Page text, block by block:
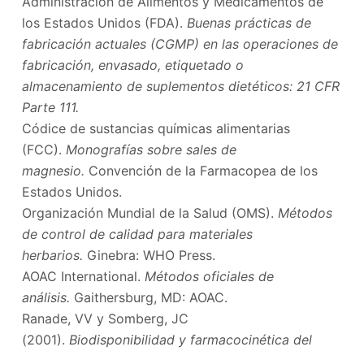
los Estados Unidos (FDA). Buenas prácticas de
fabricación actuales (CGMP) en las operaciones de
fabricación, envasado, etiquetado o
almacenamiento de suplementos dietéticos: 21 CFR
Parte 111.
Códice de sustancias químicas alimentarias
(FCC). Monografías sobre sales de
magnesio. Convención de la Farmacopea de los
Estados Unidos.
Organización Mundial de la Salud (OMS). Métodos
de control de calidad para materiales
herbarios. Ginebra: WHO Press.
AOAC International. Métodos oficiales de
análisis. Gaithersburg, MD: AOAC.
Ranade, VV y Somberg, JC
(2001). Biodisponibilidad y farmacocinética del